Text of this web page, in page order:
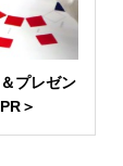
プレゼン
＞